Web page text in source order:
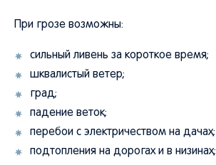
При грозе возможны:
сильный ливень за короткое время;
шквалистый ветер;
град;
падение веток;
перебои с электричеством на дачах;
подтопления на дорогах и в низинах;